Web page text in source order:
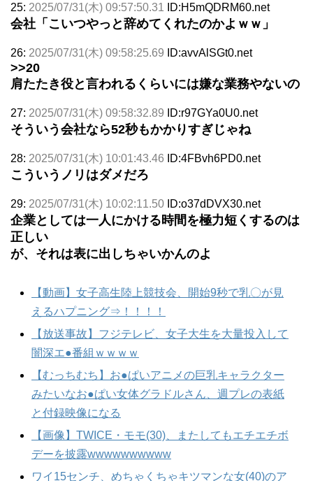
25: 2025/07/31(木) 09:57:50.31 ID:H5mQDRM60.net
会社「こいつやっと辞めてくれたのかよｗｗ」
26: 2025/07/31(木) 09:58:25.69 ID:avvAlSGt0.net
>>20
肩たたき役と言われるくらいには嫌な業務やないの
27: 2025/07/31(木) 09:58:32.89 ID:r97GYa0U0.net
そういう会社なら52秒もかかりすぎじゃね
28: 2025/07/31(木) 10:01:43.46 ID:4FBvh6PD0.net
こういうノリはダメだろ
29: 2025/07/31(木) 10:02:11.50 ID:o37dDVX30.net
企業としては一人にかける時間を極力短くするのは
正しい
が、それは表に出しちゃいかんのよ
【動画】女子高生陸上競技会、開始9秒で乳〇が見
えるハプニング⇒！！！！
【放送事故】フジテレビ、女子大生を大量投入して
闇深エ●番組ｗｗｗｗ
【むっちむち】お●ぱいアニメの巨乳キャラクター
みたいなお●ぱい女体グラドルさん、週プレの表紙
と付録映像になる
【画像】TWICE・モモ(30)、またしてもエチエチボ
デーを披露wwwwwwwwww
ワイ15センチ、めちゃくちゃキツマンな女(40)のア